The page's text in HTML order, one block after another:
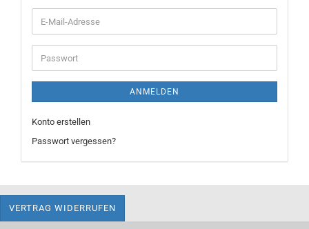
E-
Mail-
Adresse
Passwort
ANMELDEN
Konto erstellen
Passwort vergessen?
VERTRAG WIDERRUFEN